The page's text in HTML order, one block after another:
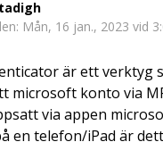
Mån, 16 jan., 2023 vid
är ett verktyg
microsoft konto via
via appen
en telefon/iPad är